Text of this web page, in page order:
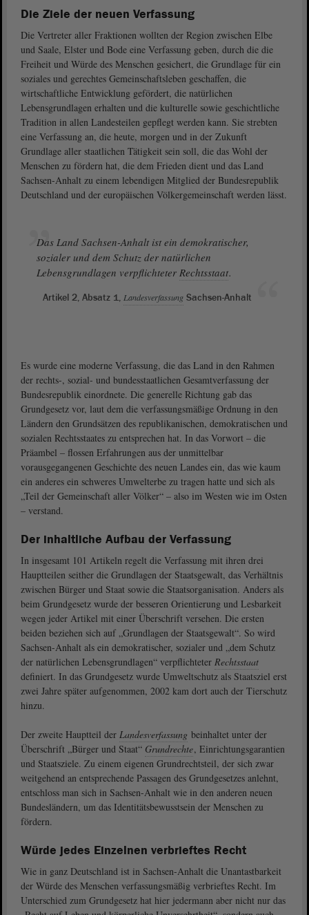
Die Ziele der neuen Verfassung
Die Vertreter aller Fraktionen wollten der Region zwischen Elbe
und Saale, Elster und Bode eine Verfassung geben, durch die die
Freiheit und Würde des Menschen gesichert, die Grundlage für ein
soziales und gerechtes Gemeinschaftsleben geschaffen, die
wirtschaftliche Entwicklung gefördert, die natürlichen
Lebensgrundlagen erhalten und die kulturelle sowie geschichtliche
Tradition in allen Landesteilen gepflegt werden kann. Sie strebten
eine Verfassung an, die heute, morgen und in der Zukunft
Grundlage aller staatlichen Tätigkeit sein soll, die das Wohl der
Menschen zu fördern hat, die dem Frieden dient und das Land
Sachsen-Anhalt zu einem lebendigen Mitglied der Bundesrepublik
Deutschland und der europäischen Völkergemeinschaft werden lässt.
Das Land Sachsen-Anhalt ist ein demokratischer,
sozialer und dem Schutz der natürlichen
Lebensgrundlagen verpflichteter Rechtsstaat.
Artikel 2, Absatz 1, Landesverfassung Sachsen-Anhalt
Es wurde eine moderne Verfassung, die das Land in den Rahmen
der rechts-, sozial- und bundesstaatlichen Gesamtverfassung der
Bundesrepublik einordnete. Die generelle Richtung gab das
Grundgesetz vor, laut dem die verfassungsmäßige Ordnung in den
Ländern den Grundsätzen des republikanischen, demokratischen und
sozialen Rechtsstaates zu entsprechen hat. In das Vorwort – die
Präambel – flossen Erfahrungen aus der unmittelbar
vorausgegangenen Geschichte des neuen Landes ein, das wie kaum
ein anderes ein schweres Umwelterbe zu tragen hatte und sich als
„Teil der Gemeinschaft aller Völker“ – also im Westen wie im Osten
– verstand.
Der inhaltliche Aufbau der Verfassung
In insgesamt 101 Artikeln regelt die Verfassung mit ihren drei
Hauptteilen seither die Grundlagen der Staatsgewalt, das Verhältnis
zwischen Bürger und Staat sowie die Staatsorganisation. Anders als
beim Grundgesetz wurde der besseren Orientierung und Lesbarkeit
wegen jeder Artikel mit einer Überschrift versehen. Die ersten
beiden beziehen sich auf „Grundlagen der Staatsgewalt“. So wird
Sachsen-Anhalt als ein demokratischer, sozialer und „dem Schutz
der natürlichen Lebensgrundlagen“ verpflichteter Rechtsstaat
definiert. In das Grundgesetz wurde Umweltschutz als Staatsziel erst
zwei Jahre später aufgenommen, 2002 kam dort auch der Tierschutz
hinzu.
Der zweite Hauptteil der Landesverfassung beinhaltet unter der
Überschrift „Bürger und Staat“ Grundrechte, Einrichtungsgarantien
und Staatsziele. Zu einem eigenen Grundrechtsteil, der sich zwar
weitgehend an entsprechende Passagen des Grundgesetzes anlehnt,
entschloss man sich in Sachsen-Anhalt wie in den anderen neuen
Bundesländern, um das Identitätsbewusstsein der Menschen zu
fördern.
Würde jedes Einzelnen verbrieftes Recht
Wie in ganz Deutschland ist in Sachsen-Anhalt die Unantastbarkeit
der Würde des Menschen verfassungsmäßig verbrieftes Recht. Im
Unterschied zum Grundgesetz hat hier jedermann aber nicht nur das